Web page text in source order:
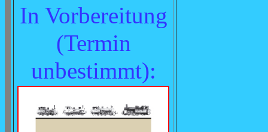
In Vorbereitung
(Termin
unbestimmt):